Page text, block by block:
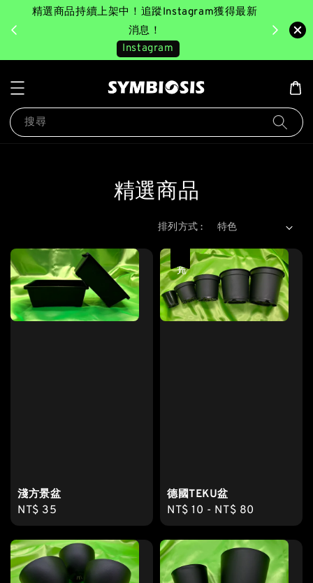
精選商品持續上架中！追蹤Instagram獲得最新
消息！
Instagram
搜尋
精選商品
排列方式 :
淺方景盆
Regular
price
NT$ 35
德國TEKU盆
Regular
price
NT$ 10 - NT$ 80